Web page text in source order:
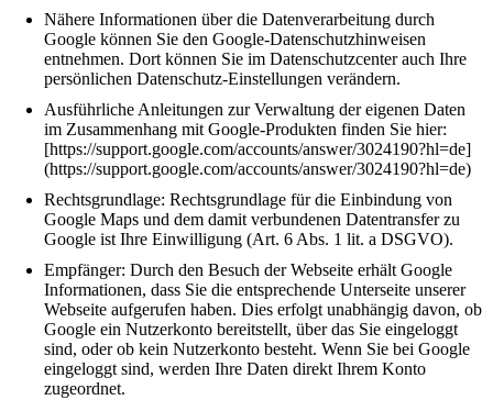
Nähere Informationen über die Datenverarbeitung durch
Google können Sie den Google-Datenschutzhinweisen
entnehmen. Dort können Sie im Datenschutzcenter auch Ihre
persönlichen Datenschutz-Einstellungen verändern.
Ausführliche Anleitungen zur Verwaltung der eigenen Daten
im Zusammenhang mit Google-Produkten finden Sie hier:
[https://support.google.com/accounts/answer/3024190?hl=de]
(https://support.google.com/accounts/answer/3024190?hl=de)
Rechtsgrundlage: Rechtsgrundlage für die Einbindung von
Google Maps und dem damit verbundenen Datentransfer zu
Google ist Ihre Einwilligung (Art. 6 Abs. 1 lit. a DSGVO).
Empfänger: Durch den Besuch der Webseite erhält Google
Informationen, dass Sie die entsprechende Unterseite unserer
Webseite aufgerufen haben. Dies erfolgt unabhängig davon, ob
Google ein Nutzerkonto bereitstellt, über das Sie eingeloggt
sind, oder ob kein Nutzerkonto besteht. Wenn Sie bei Google
eingeloggt sind, werden Ihre Daten direkt Ihrem Konto
zugeordnet.